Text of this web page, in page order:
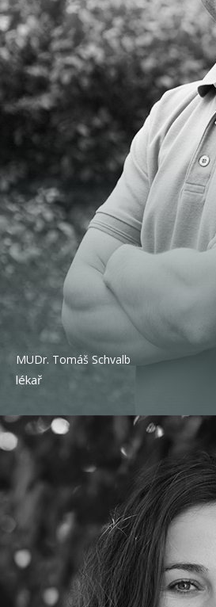
MUDr. Tomáš Schvalb
lékař